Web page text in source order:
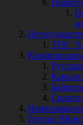
ТРК
Группа